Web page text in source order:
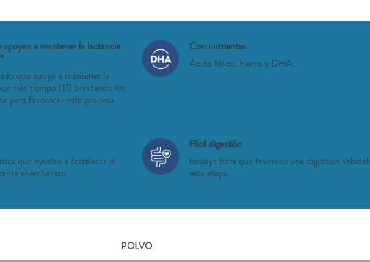
a mantener la lactancia
que apoya a mantener la
más tiempo (11) brindando los
para favorecer este proceso
Con nutrientes
Ácido fólico, hierro y DHA.
que ayudan a fortalecer el
el embarazo.
Fácil digestión
Incluye fibra que favorece una digestión
esta etapa.
POLVO